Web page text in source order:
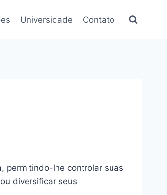
Universidade Contato
permitindo-lhe controlar suas
diversificar seus